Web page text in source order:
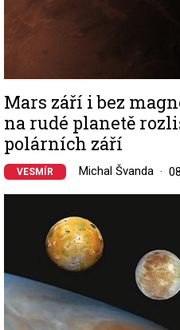
Mars září i bez
na rudé planetě
polárních září
VESMÍR Michal Švanda